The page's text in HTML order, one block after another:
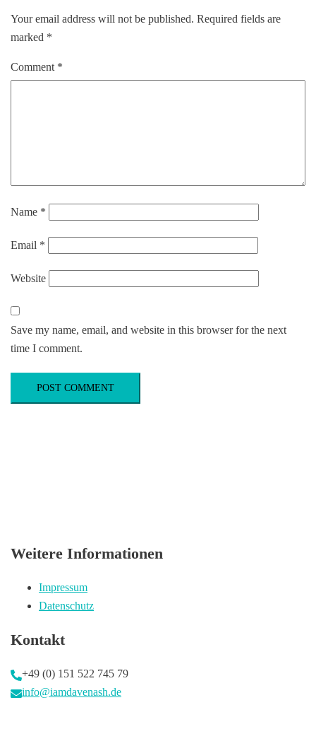
Your email address will not be published. Required fields are
marked *
Comment *
Name *
Email *
Website
Save my name, email, and website in this browser for the next
time I comment.
Weitere Informationen
Impressum
Datenschutz
Kontakt
+49 (0) 151 522 745 79
info@iamdavenash.de